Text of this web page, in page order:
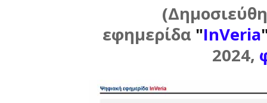
εφημερίδα "InVeria
2024,